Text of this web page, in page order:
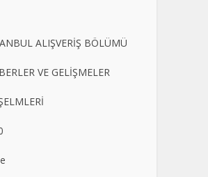
ALIŞVERİŞ BÖLÜMÜ
VE GELİŞMELER